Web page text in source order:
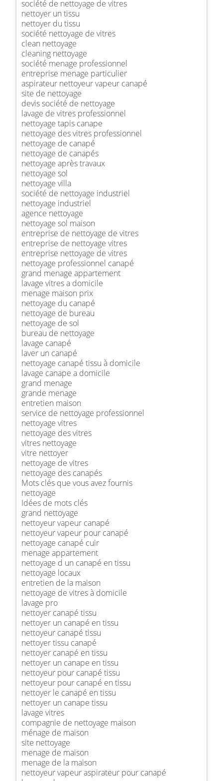
société de nettoyage de vitres
nettoyer un tissu
nettoyer du tissu
société nettoyage de vitres
clean nettoyage
cleaning nettoyage
société menage professionnel
entreprise menage particulier
aspirateur nettoyeur vapeur canapé
site de nettoyage
devis société de nettoyage
lavage de vitres professionnel
nettoyage tapis canape
nettoyage des vitres professionnel
nettoyage de canapé
nettoyage de canapés
nettoyage après travaux
nettoyage sol
nettoyage villa
société de nettoyage industriel
nettoyage industriel
agence nettoyage
nettoyage sol maison
entreprise de nettoyage de vitres
entreprise de nettoyage vitres
entreprise nettoyage de vitres
nettoyage professionnel canapé
grand menage appartement
lavage vitres a domicile
menage maison prix
nettoyage du canapé
nettoyage de bureau
nettoyage de sol
bureau de nettoyage
lavage canapé
laver un canapé
nettoyage canapé tissu à domicile
lavage canape a domicile
grand menage
grande menage
entretien maison
service de nettoyage professionnel
nettoyage vitres
nettoyage des vitres
vitres nettoyage
vitre nettoyer
nettoyage de vitres
nettoyage des canapés
Mots clés que vous avez fournis
nettoyage
Idées de mots clés
grand nettoyage
nettoyeur vapeur canapé
nettoyeur vapeur pour canapé
nettoyage canapé cuir
menage appartement
nettoyage d un canapé en tissu
nettoyage locaux
entretien de la maison
nettoyage de vitres à domicile
lavage pro
nettoyer canapé tissu
nettoyer un canapé en tissu
nettoyeur canapé tissu
nettoyer tissu canapé
nettoyer canapé en tissu
nettoyer un canape en tissu
nettoyeur pour canapé tissu
nettoyeur pour canapé en tissu
nettoyer le canapé en tissu
nettoyer un canape tissu
lavage vitres
compagnie de nettoyage maison
ménage de maison
site nettoyage
menage de maison
menage de la maison
nettoyeur vapeur aspirateur pour canapé